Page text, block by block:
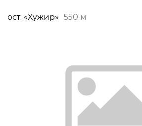
ост. «Хужир» 550 м